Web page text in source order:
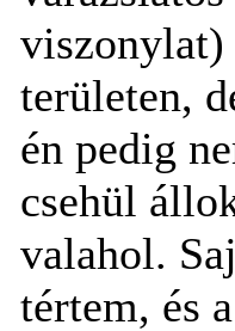
viszonylat)
területen,
én pedig
csehül
valahol.
tértem, és